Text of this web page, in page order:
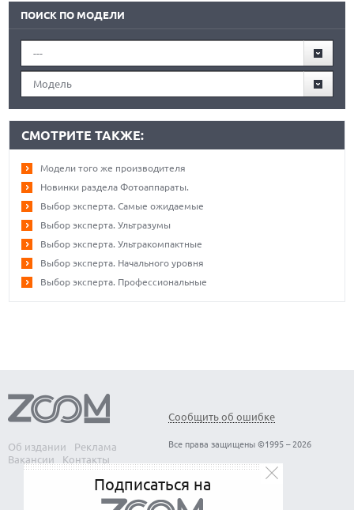
ПОИСК ПО МОДЕЛИ
---
Модель
СМОТРИТЕ ТАКЖЕ:
Модели того же производителя
Новинки раздела Фотоаппараты.
Выбор эксперта. Самые ожидаемые
Выбор эксперта. Ультразумы
Выбор эксперта. Ультракомпактные
Выбор эксперта. Начального уровня
Выбор эксперта. Профессиональные
Об издании
Реклама
Вакансии
Контакты
Сообщить об ошибке
Все права защищены ©1995 – 2026
Подписаться на